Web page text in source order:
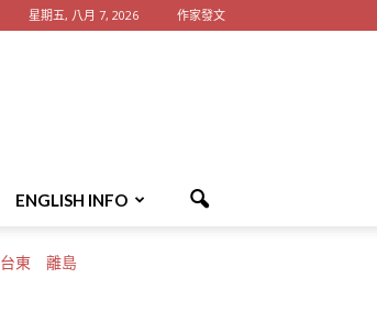
星期五, 八月 7, 2026 作家發文
ENGLISH INFO
台東 離島